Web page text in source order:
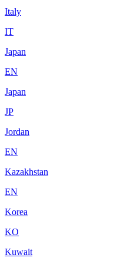
Italy
IT
Japan
EN
Japan
JP
Jordan
EN
Kazakhstan
EN
Korea
KO
Kuwait